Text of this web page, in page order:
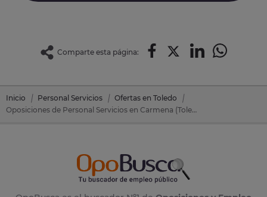
Comparte esta página:
Inicio Personal Servicios
Ofertas en Toledo
Oposiciones de Personal Servicios en Carmena (Toledo)